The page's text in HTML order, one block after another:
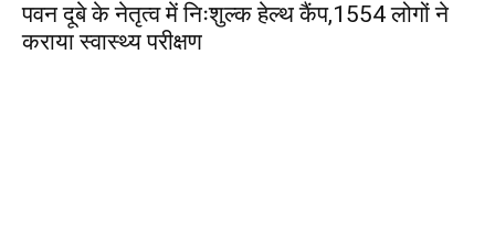
पवन दूबे के नेतृत्व में निःशुल्क हेल्थ कैंप,1554 लोगों ने
कराया स्वास्थ्य परीक्षण